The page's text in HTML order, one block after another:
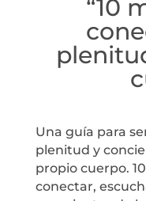
“10
Una guía para
plenitud y
propio cuerpo.
conectar,